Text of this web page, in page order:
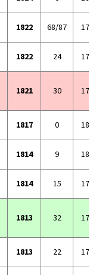
1822 68/87
1822 24
1821 30
1817 0
1814 9
1814 15
1813 32
1813 22